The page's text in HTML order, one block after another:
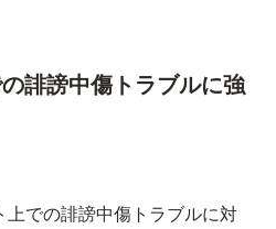
誹謗中傷トラブルに強
での誹謗中傷トラブルに対